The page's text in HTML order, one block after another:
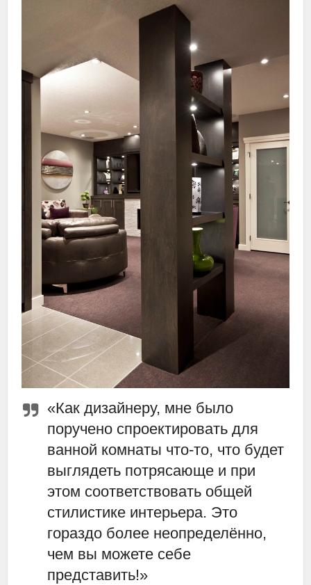
«Как дизайнеру, мне было
поручено спроектировать для
ванной комнаты что-то, что будет
выглядеть потрясающе и при
этом соответствовать общей
стилистике интерьера. Это
гораздо более неопределённо,
чем вы можете себе
представить!»